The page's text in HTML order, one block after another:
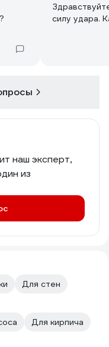
силу удара.
наш эксперт,
из
Для стен
Для кирпича